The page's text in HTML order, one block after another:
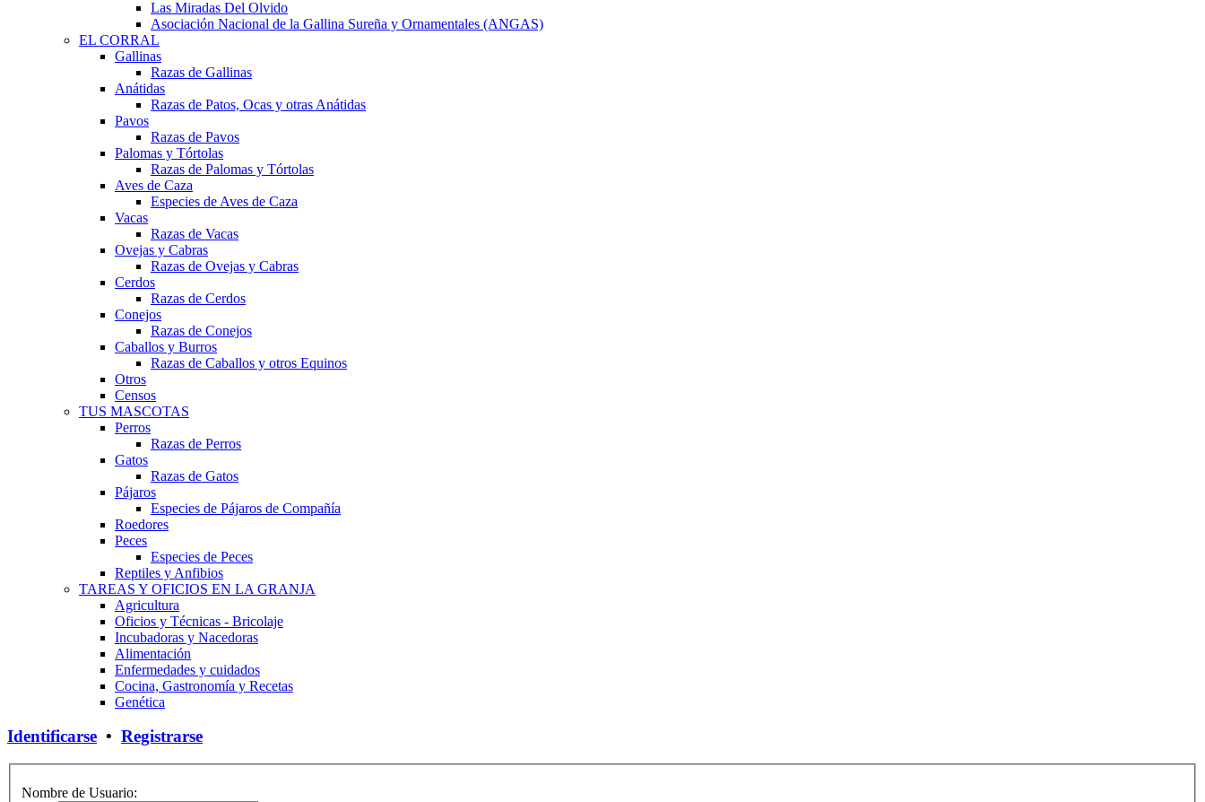
Las Miradas Del Olvido
Asociación Nacional de la Gallina Sureña y Ornamentales (ANGAS)
EL CORRAL
Gallinas
Razas de Gallinas
Anátidas
Razas de Patos, Ocas y otras Anátidas
Pavos
Razas de Pavos
Palomas y Tórtolas
Razas de Palomas y Tórtolas
Aves de Caza
Especies de Aves de Caza
Vacas
Razas de Vacas
Ovejas y Cabras
Razas de Ovejas y Cabras
Cerdos
Razas de Cerdos
Conejos
Razas de Conejos
Caballos y Burros
Razas de Caballos y otros Equinos
Otros
Censos
TUS MASCOTAS
Perros
Razas de Perros
Gatos
Razas de Gatos
Pájaros
Especies de Pájaros de Compañía
Roedores
Peces
Especies de Peces
Reptiles y Anfibios
TAREAS Y OFICIOS EN LA GRANJA
Agricultura
Oficios y Técnicas - Bricolaje
Incubadoras y Nacedoras
Alimentación
Enfermedades y cuidados
Cocina, Gastronomía y Recetas
Genética
Identificarse • Registrarse
Nombre de Usuario: